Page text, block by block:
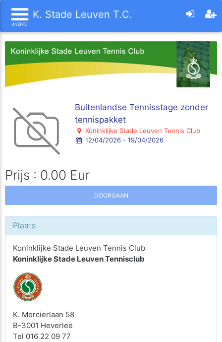
K. Stade Leuven T.C.
Buitenlandse Tennisstage zonder
tennispakket
Koninklijke Stade Leuven Tennis Club
12/04/2026 - 19/04/2026
Prijs : 0.00 Eur
DOORGAAN
Plaats
Koninklijke Stade Leuven Tennis Club
Koninklijke Stade Leuven Tennisclub
K. Mercierlaan 58
B-3001 Heverlee
Tel 016 22 09 77